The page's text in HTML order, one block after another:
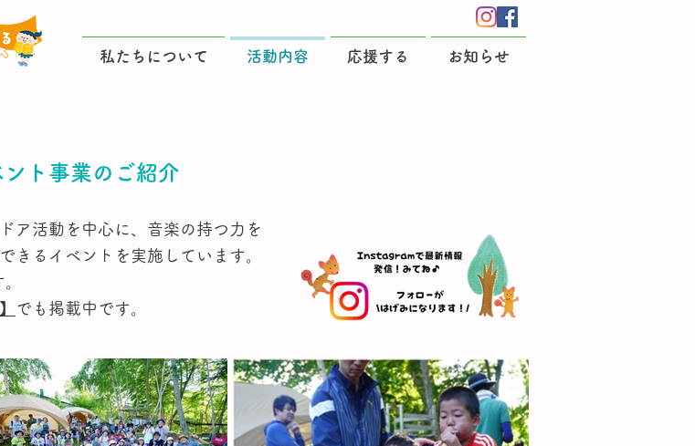
私たちについて 活動内容 応援する お知らせ
ント事業のご紹介
ア活動を中心に、音楽の持つ力を
きるイベントを実施しています。
でも掲載中です。